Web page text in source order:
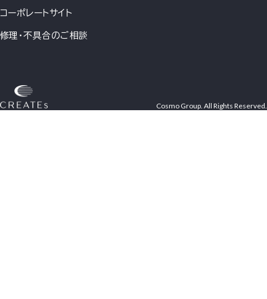
コーポレートサイト
修理・不具合のご相談
Cosmo Group. All Rights Reserved.